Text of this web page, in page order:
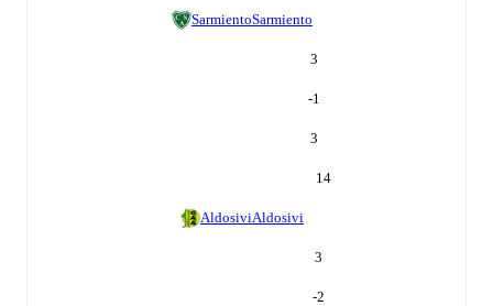
SarmientoSarmiento
3
-1
3
14
AldosiviAldosivi
3
-2